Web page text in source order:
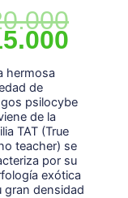
hermosa
de
psilocybe
de la
TAT (True
teacher) se
por su
exótica
gran densidad